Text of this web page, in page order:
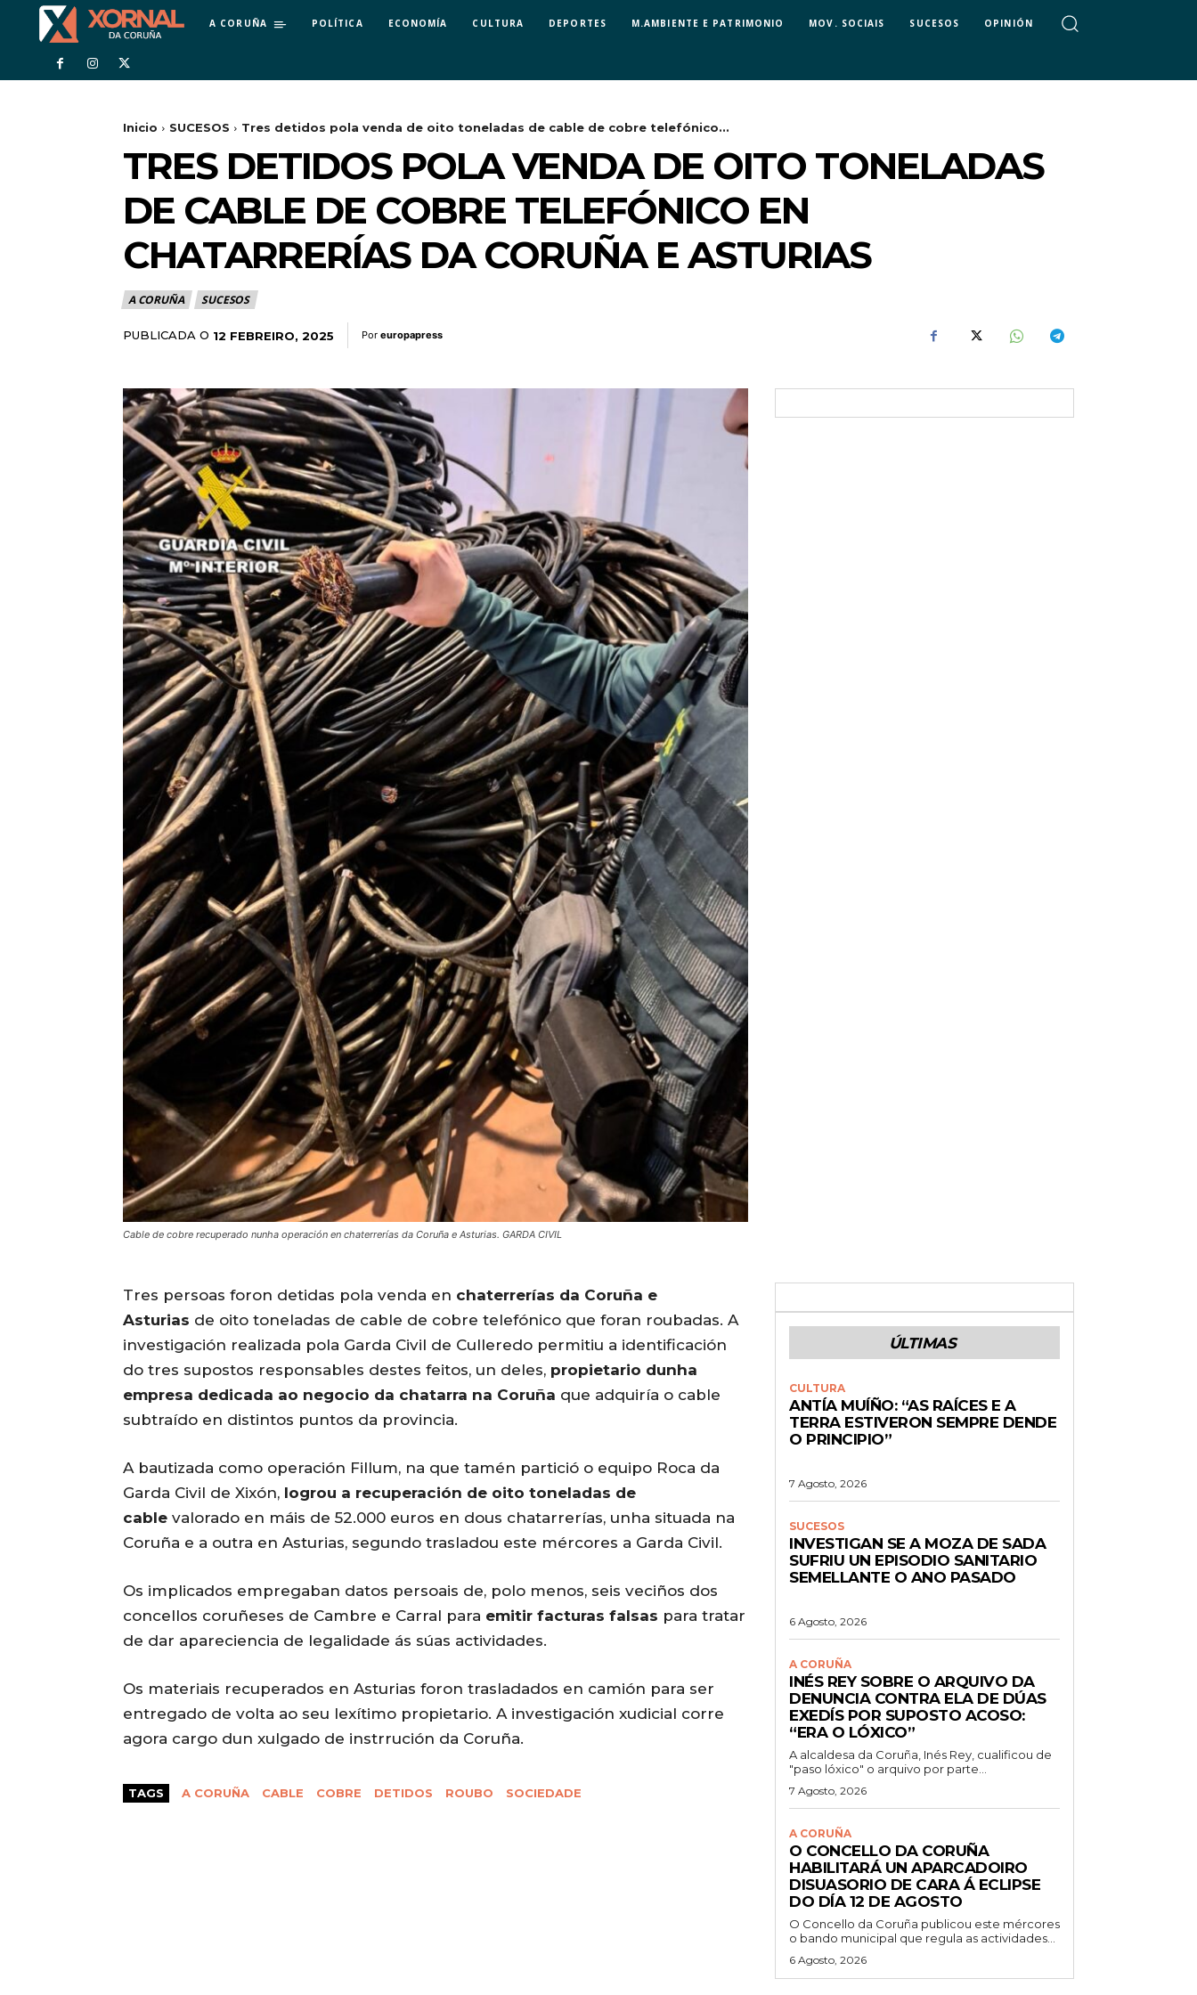
A CORUÑA POLÍTICA ECONOMÍA CULTURA DEPORTES M.AMBIENTE E PATRIMONIO MOV. SOCIAIS SUCESOS OPINIÓN
Inicio SUCESOS Tres detidos pola venda de oito toneladas de cable de cobre telefónico...
TRES DETIDOS POLA VENDA DE OITO TONELADAS
DE CABLE DE COBRE TELEFÓNICO EN
CHATARRERÍAS DA CORUÑA E ASTURIAS
A CORUÑA SUCESOS
PUBLICADA O 12 FEBREIRO, 2025 Por europapress
Cable de cobre recuperado nunha operación en chaterrerías da Coruña e Asturias. GARDA CIVIL
Tres persoas foron detidas pola venda en chaterrerías da Coruña e
Asturias de oito toneladas de cable de cobre telefónico que foran roubadas. A
investigación realizada pola Garda Civil de Culleredo permitiu a identificación
do tres supostos responsables destes feitos, un deles, propietario dunha
empresa dedicada ao negocio da chatarra na Coruña que adquiría o cable
subtraído en distintos puntos da provincia.
A bautizada como operación Fillum, na que tamén partició o equipo Roca da
Garda Civil de Xixón, logrou a recuperación de oito toneladas de
cable valorado en máis de 52.000 euros en dous chatarrerías, unha situada na
Coruña e a outra en Asturias, segundo trasladou este mércores a Garda Civil.
Os implicados empregaban datos persoais de, polo menos, seis veciños dos
concellos coruñeses de Cambre e Carral para emitir facturas falsas para tratar
de dar apareciencia de legalidade ás súas actividades.
Os materiais recuperados en Asturias foron trasladados en camión para ser
entregado de volta ao seu lexítimo propietario. A investigación xudicial corre
agora cargo dun xulgado de instrrución da Coruña.
TAGS A CORUÑA CABLE COBRE DETIDOS ROUBO SOCIEDADE
ÚLTIMAS
CULTURA
ANTÍA MUÍÑO: “AS RAÍCES E A
TERRA ESTIVERON SEMPRE DENDE
O PRINCIPIO”
7 Agosto, 2026
SUCESOS
INVESTIGAN SE A MOZA DE SADA
SUFRIU UN EPISODIO SANITARIO
SEMELLANTE O ANO PASADO
6 Agosto, 2026
A CORUÑA
INÉS REY SOBRE O ARQUIVO DA
DENUNCIA CONTRA ELA DE DÚAS
EXEDÍS POR SUPOSTO ACOSO:
“ERA O LÓXICO”
A alcaldesa da Coruña, Inés Rey, cualificou de
"paso lóxico" o arquivo por parte...
7 Agosto, 2026
A CORUÑA
O CONCELLO DA CORUÑA
HABILITARÁ UN APARCADOIRO
DISUASORIO DE CARA Á ECLIPSE
DO DÍA 12 DE AGOSTO
O Concello da Coruña publicou este mércores
o bando municipal que regula as actividades...
6 Agosto, 2026